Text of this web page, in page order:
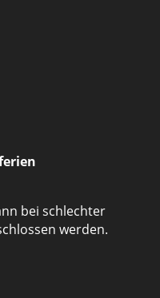
bei schlechter
werden.